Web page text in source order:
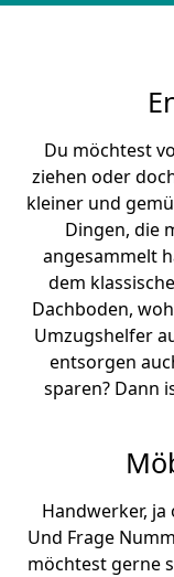
Du möchtest
ziehen oder
kleiner und
Dingen, die
angesammelt
dem
Dachboden,
Umzugshelfer
entsorgen
sparen? Dann
Handwerker, ja
Und Frage
möchtest gerne